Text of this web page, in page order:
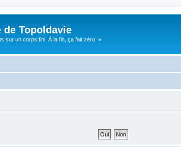
Topoldavie
sur un corps fini. À la fin, ça fait zéro. »